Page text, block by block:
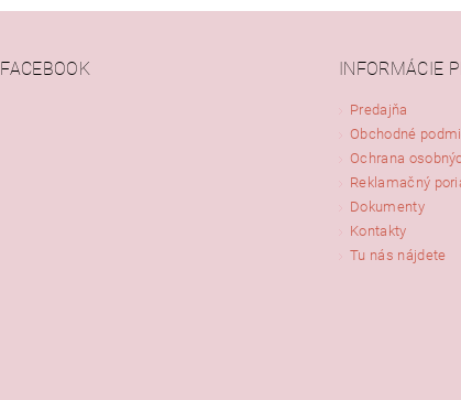
podmienkami ochrany
FACEBOOK INFORMÁCIE
Predajňa
Obchodné
Ochrana
Reklamačný
Dokumenty
Kontakty
Tu nás nájdete